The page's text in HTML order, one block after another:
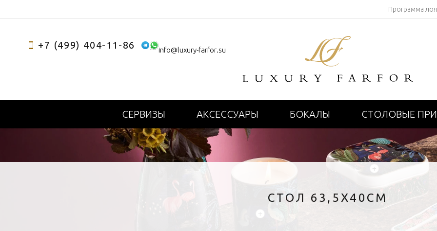
Программа
+7 (499) 404-11-86 info@luxury-farfor.su
СЕРВИЗЫ АКСЕССУАРЫ БОКАЛЫ СТОЛОВЫЕ
+
+
СТОЛ 63,5Х40СМ